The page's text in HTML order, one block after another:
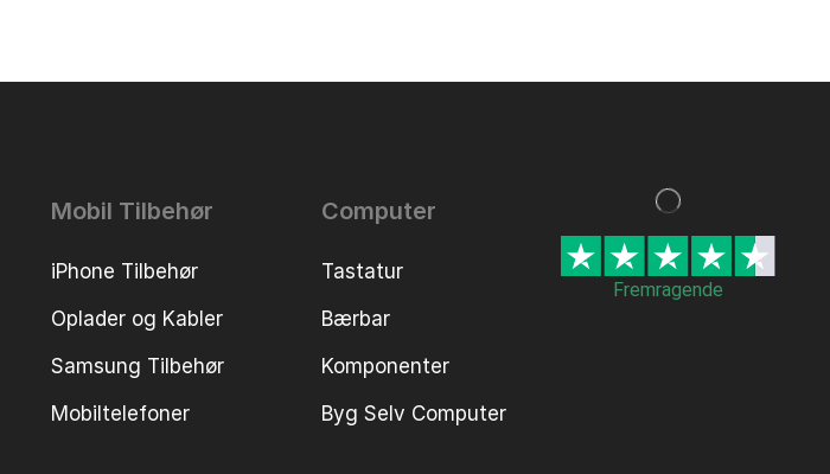
Mobil Tilbehør
iPhone Tilbehør
Oplader og Kabler
Samsung Tilbehør
Mobiltelefoner
Computer
Tastatur
Bærbar
Komponenter
Byg Selv Computer
Fremragende